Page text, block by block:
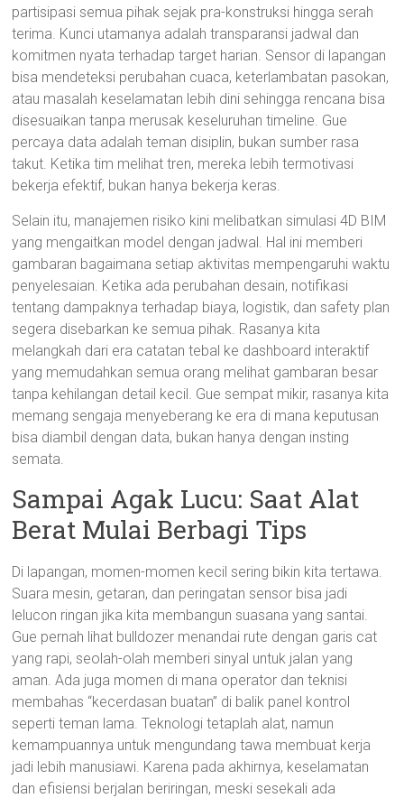
partisipasi semua pihak sejak pra-konstruksi hingga serah
terima. Kunci utamanya adalah transparansi jadwal dan
komitmen nyata terhadap target harian. Sensor di lapangan
bisa mendeteksi perubahan cuaca, keterlambatan pasokan,
atau masalah keselamatan lebih dini sehingga rencana bisa
disesuaikan tanpa merusak keseluruhan timeline. Gue
percaya data adalah teman disiplin, bukan sumber rasa
takut. Ketika tim melihat tren, mereka lebih termotivasi
bekerja efektif, bukan hanya bekerja keras.
Selain itu, manajemen risiko kini melibatkan simulasi 4D BIM
yang mengaitkan model dengan jadwal. Hal ini memberi
gambaran bagaimana setiap aktivitas mempengaruhi waktu
penyelesaian. Ketika ada perubahan desain, notifikasi
tentang dampaknya terhadap biaya, logistik, dan safety plan
segera disebarkan ke semua pihak. Rasanya kita
melangkah dari era catatan tebal ke dashboard interaktif
yang memudahkan semua orang melihat gambaran besar
tanpa kehilangan detail kecil. Gue sempat mikir, rasanya kita
memang sengaja menyeberang ke era di mana keputusan
bisa diambil dengan data, bukan hanya dengan insting
semata.
Sampai Agak Lucu: Saat Alat
Berat Mulai Berbagi Tips
Di lapangan, momen-momen kecil sering bikin kita tertawa.
Suara mesin, getaran, dan peringatan sensor bisa jadi
lelucon ringan jika kita membangun suasana yang santai.
Gue pernah lihat bulldozer menandai rute dengan garis cat
yang rapi, seolah-olah memberi sinyal untuk jalan yang
aman. Ada juga momen di mana operator dan teknisi
membahas “kecerdasan buatan” di balik panel kontrol
seperti teman lama. Teknologi tetaplah alat, namun
kemampuannya untuk mengundang tawa membuat kerja
jadi lebih manusiawi. Karena pada akhirnya, keselamatan
dan efisiensi berjalan beriringan, meski sesekali ada